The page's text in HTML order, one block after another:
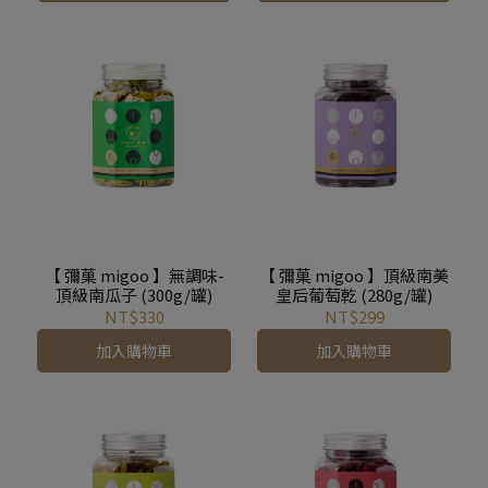
【 彌菓 migoo 】無調味-
頂級南瓜子 (300g/罐)
NT$330
加入購物車
【 彌菓 migoo 】頂級南美
皇后葡萄乾 (280g/罐)
NT$299
加入購物車